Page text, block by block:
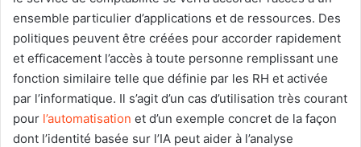
ensemble particulier d’applications et de ressources. Des
politiques peuvent être créées pour accorder rapidement
et efficacement l’accès à toute personne remplissant une
fonction similaire telle que définie par les RH et activée
par l’informatique. Il s’agit d’un cas d’utilisation très courant
pour l’automatisation et d’un exemple concret de la façon
dont l’identité basée sur l’IA peut aider à l’analyse